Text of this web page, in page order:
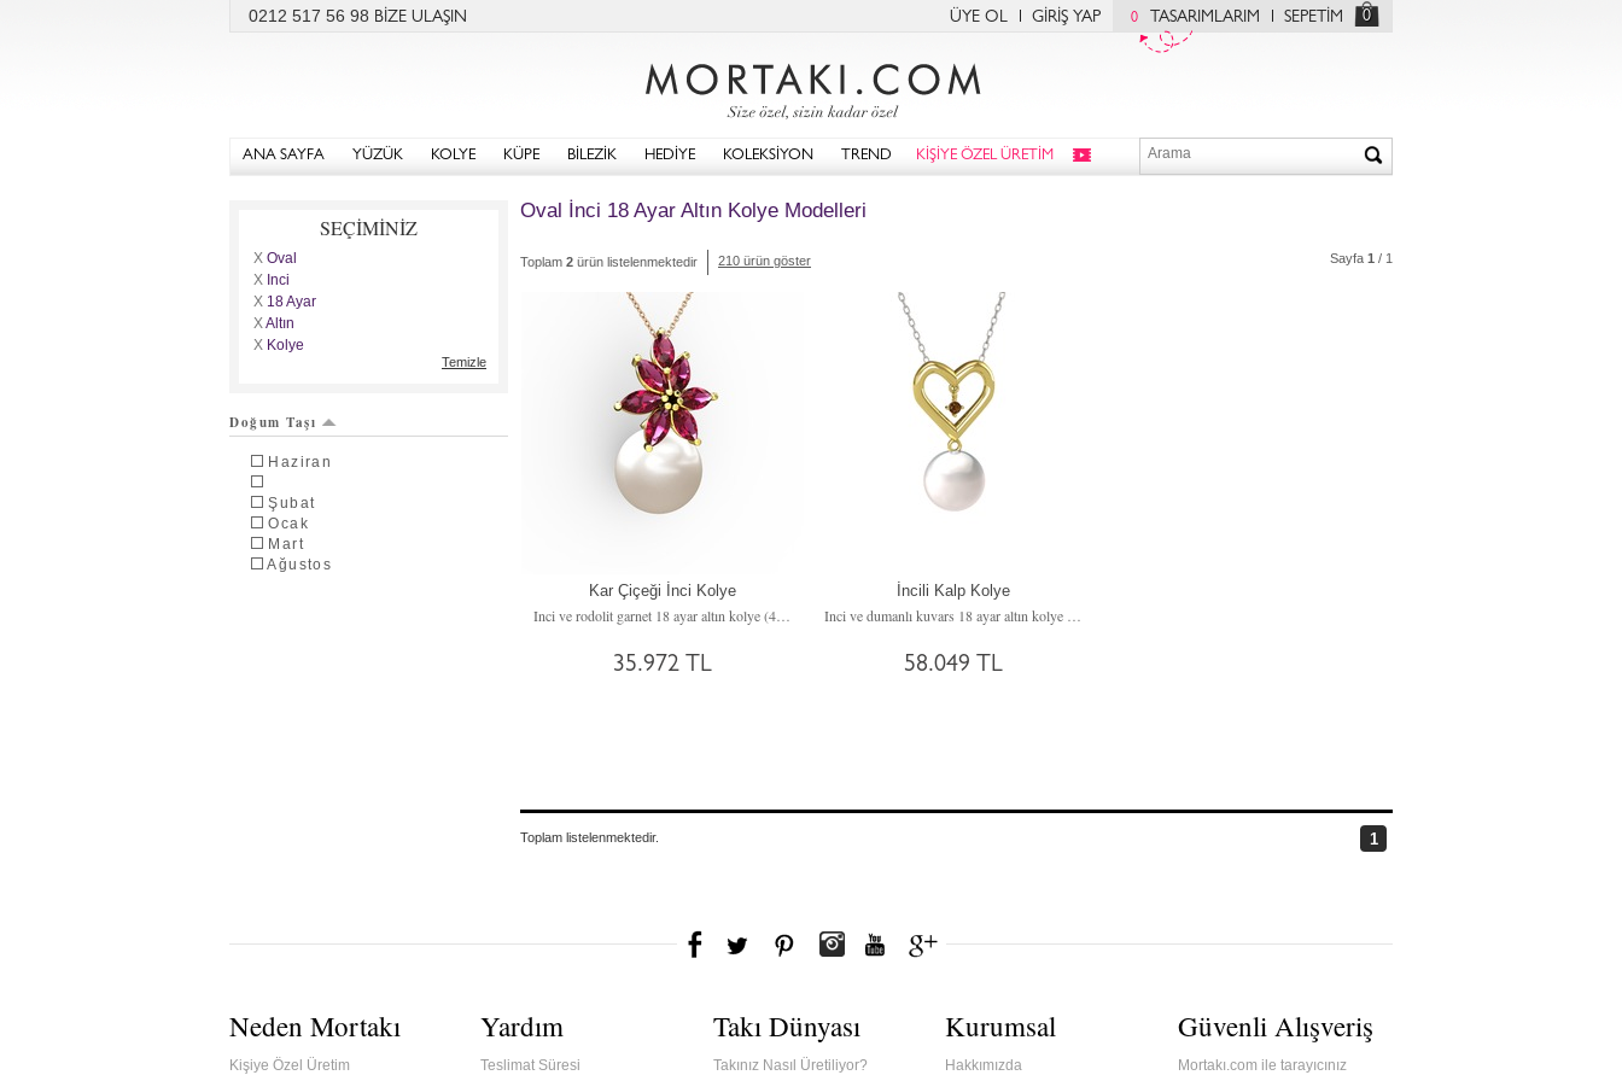
0212 517 56 98 BİZE ULAŞIN ÜYE OL GİRİŞ YAP 0 TASARIMLARIM SEPETİM 0
ANA SAYFA YÜZÜK KOLYE KÜPE BİLEZİK HEDİYE KOLEKSİYON TREND KİŞİYE ÖZEL ÜRETİM
SEÇİMİNİZ
X Oval
X İnci
X 18 Ayar
XAltın
X Kolye
Temizle
Doğum Taşı
Haziran
Şubat
Ocak
Mart
Ağustos
Oval İnci 18 Ayar Altın Kolye Modelleri
Toplam 2 ürün listelenmektedir 210 ürün göster Sayfa 1 / 1
Kar Çiçeği İnci Kolye
35.972 TL
İncili Kalp Kolye
58.049 TL
Toplam listelenmektedir. 1
Neden Mortakı
Kişiye Özel Üretim
Yardım
Teslimat Süresi
Takı Dünyası
Takınız Nasıl Üretiliyor?
Kurumsal
Hakkımızda
Güvenli Alışveriş
Mortakı.com ile tarayıcınız